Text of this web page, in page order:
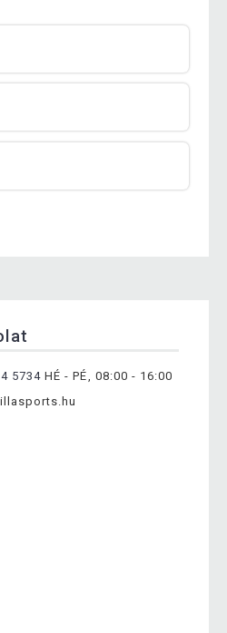
5734 HÉ - PÉ, 08:00 - 16:00